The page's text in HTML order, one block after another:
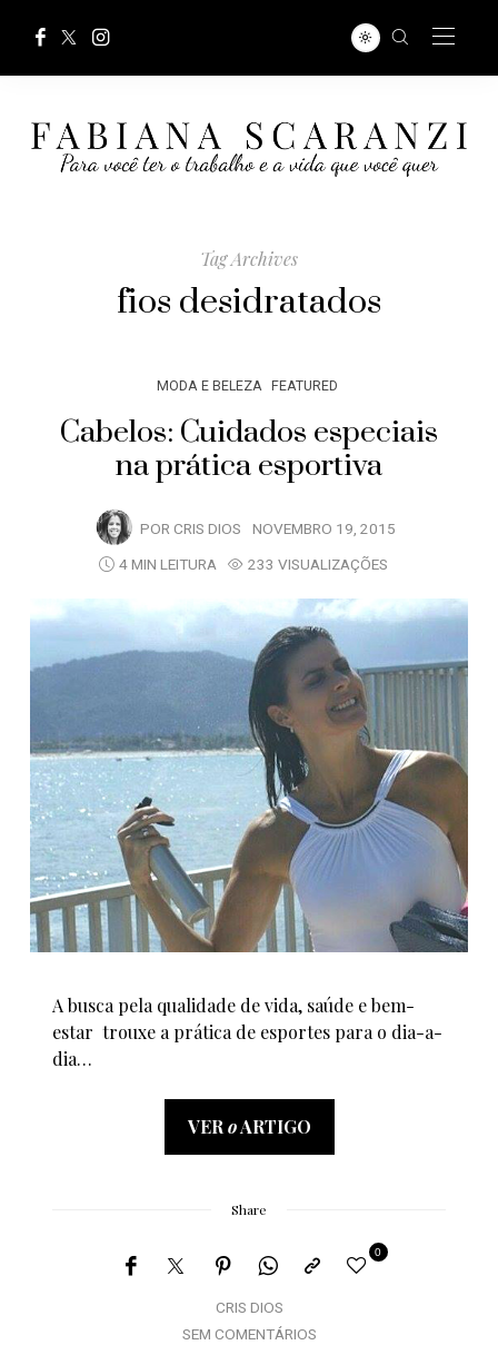
Tag Archives
fios desidratados
MODA E BELEZA FEATURED
Cabelos: Cuidados especiais
na prática esportiva
POR CRIS DIOS NOVEMBRO 19, 2015
4 MIN LEITURA
233 VISUALIZAÇÕES
A busca pela qualidade de vida, saúde e bem-
estar trouxe a prática de esportes para o dia-a-
dia…
VER oARTIGO
Share
CRIS DIOS
0
SEM COMENTÁRIOS